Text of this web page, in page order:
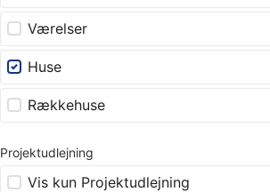
Værelser
Huse
Rækkehuse
Projektudlejning
Vis kun Projektudlejning